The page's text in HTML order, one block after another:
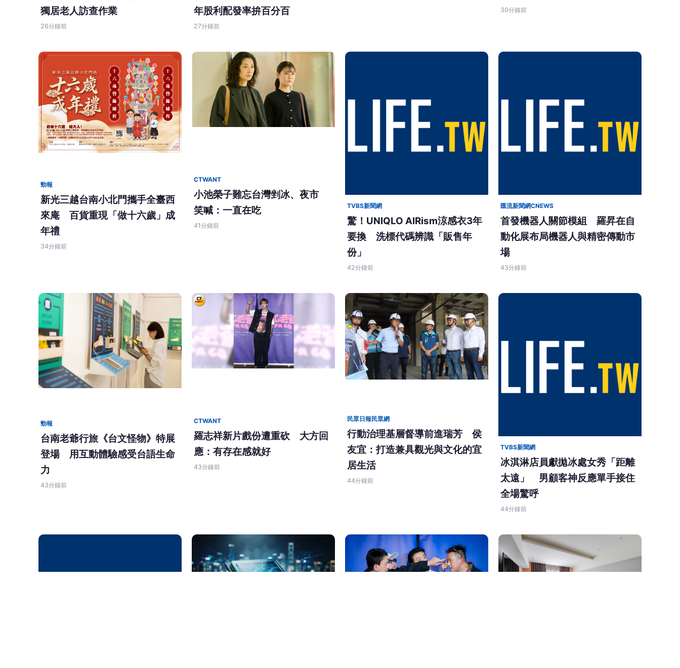
獨居老人訪查作業
26分鐘前
年股利配發率拚百分百
27分鐘前
30分鐘前
勁報
新光三越台南小北門攜手全臺西
來庵 百貨重現「做十六歲」成
年禮
34分鐘前
CTWANT
小池榮子難忘台灣剉冰、夜市
笑喊：一直在吃
41分鐘前
TVBS新聞網
驚！UNIQLO AIRism涼感衣3年
要換 洗標代碼辨識「販售年
份」
42分鐘前
匯流新聞網CNEWS
首發機器人關節模組 羅昇在自
動化展布局機器人與精密傳動市
場
43分鐘前
勁報
台南老爺行旅《台文怪物》特展
登場 用互動體驗感受台語生命
力
43分鐘前
CTWANT
羅志祥新片戲份遭重砍 大方回
應：有存在感就好
43分鐘前
民眾日報民眾網
行動治理基層督導前進瑞芳 侯
友宜：打造兼具觀光與文化的宜
居生活
44分鐘前
TVBS新聞網
冰淇淋店員獻拋冰處女秀「距離
太遠」 男顧客神反應單手接住
全場驚呼
44分鐘前